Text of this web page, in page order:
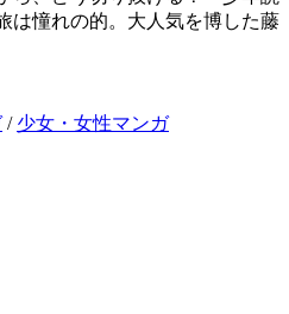
は憧れの的。大人気を博した藤
/ 少女・女性マンガ